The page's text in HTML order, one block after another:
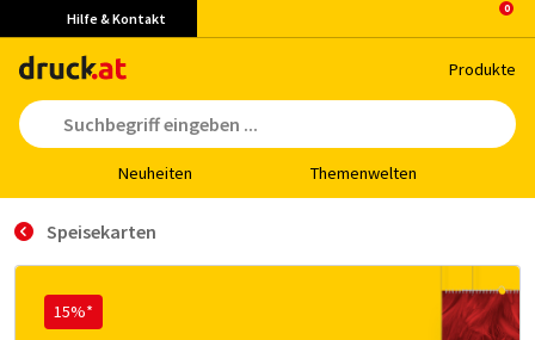
Hilfe & Kontakt
Pro­duk­te
Neu­hei­ten The­men­wel­ten
Speisekarten
15%*